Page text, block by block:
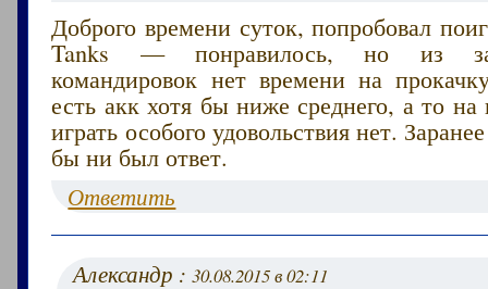
Доброго времени суток, попробовал
Tanks — понравилось, но из за
командировок нет времени на
есть акк хотя бы ниже среднего, а то на
играть особого удовольствия нет.
бы ни был ответ.
Ответить
Александр :30.08.2015 в 02:11